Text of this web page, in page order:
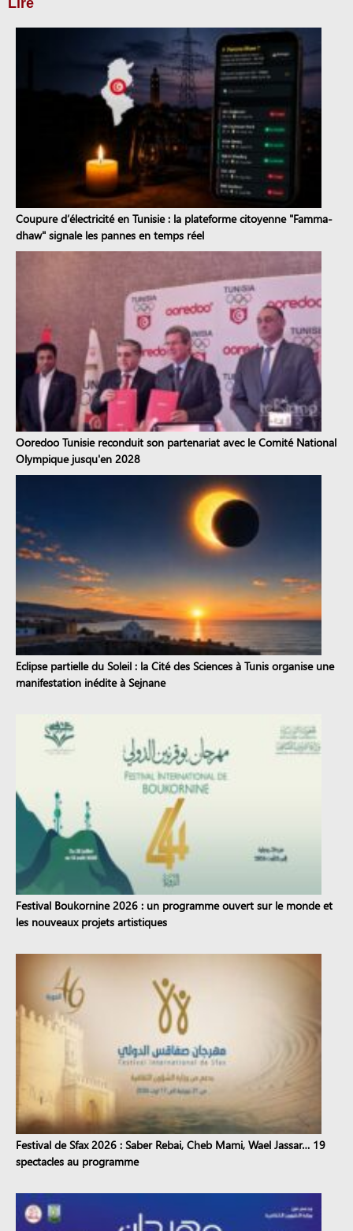
Coupure d’électricité en Tunisie : la plateforme citoyenne "Famma-
dhaw" signale les pannes en temps réel
Ooredoo Tunisie reconduit son partenariat avec le Comité National
Olympique jusqu'en 2028
Eclipse partielle du Soleil : la Cité des Sciences à Tunis organise une
manifestation inédite à Sejnane
Festival Boukornine 2026 : un programme ouvert sur le monde et
les nouveaux projets artistiques
Festival de Sfax 2026 : Saber Rebai, Cheb Mami, Wael Jassar… 19
spectacles au programme